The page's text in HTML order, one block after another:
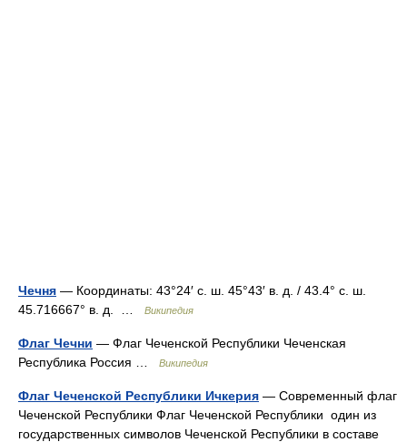
Чечня — Координаты: 43°24′ с. ш. 45°43′ в. д. / 43.4° с. ш.
45.716667° в. д. …
Википедия
Флаг Чечни — Флаг Чеченской Республики Чеченская
Республика Россия …
Википедия
Флаг Чеченской Республики Ичкерия — Современный флаг
Чеченской Республики Флаг Чеченской Республики один из
государственных символов Чеченской Республики в составе